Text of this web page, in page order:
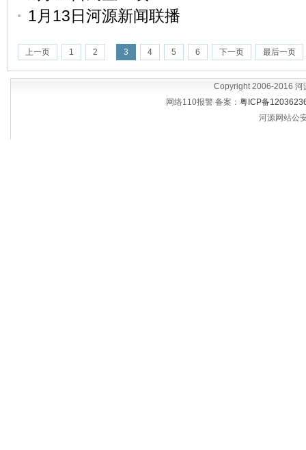
1月13日河源新闻联播
上一页 1 2 3 4 5 6 下一页 最后一页
Copyright 2006-2016 河
网络110报警 备案： 粤ICP备
河源网站公